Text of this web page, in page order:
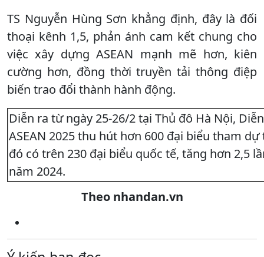
TS Nguyễn Hùng Sơn khẳng định, đây là đối
thoại kênh 1,5, phản ánh cam kết chung cho
việc xây dựng ASEAN mạnh mẽ hơn, kiên
cường hơn, đồng thời truyền tải thông điệp
biến trao đổi thành hành động.
Diễn ra từ ngày 25-26/2 tại Thủ đô Hà Nội,
ASEAN 2025 thu hút hơn 600 đại biểu tham
đó có trên 230 đại biểu quốc tế, tăng hơn 2,5
năm 2024.
Theo nhandan.vn